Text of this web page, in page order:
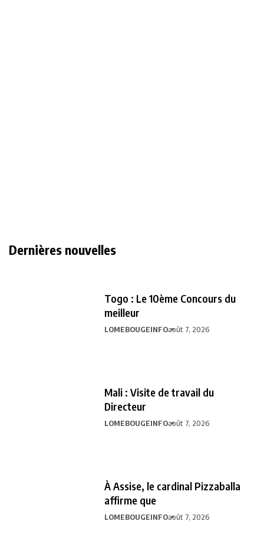
Dernières nouvelles
Togo : Le 10ème Concours du
meilleur
LOMEBOUGEINFOaoût 7, 2026
Mali : Visite de travail du
Directeur
LOMEBOUGEINFOaoût 7, 2026
À Assise, le cardinal Pizzaballa
affirme que
LOMEBOUGEINFOaoût 7, 2026